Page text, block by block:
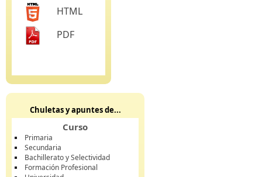
HTML
PDF
Chuletas y apuntes de...
Curso
Primaria
Secundaria
Bachillerato y Selectividad
Formación Profesional